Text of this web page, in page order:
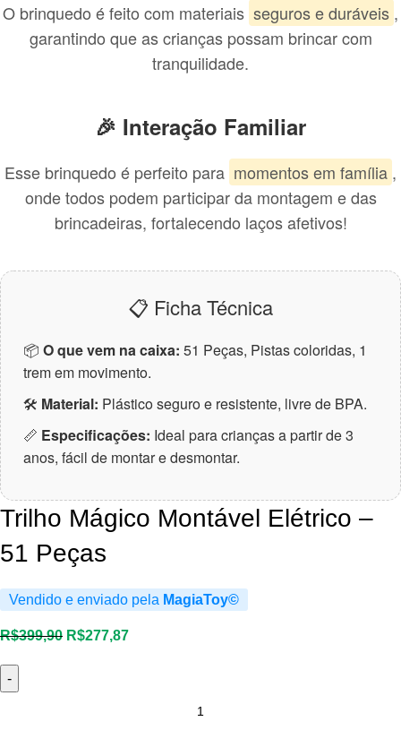
O brinquedo é feito com materiais seguros e duráveis ,
garantindo que as crianças possam brincar com
tranquilidade.
🎉 Interação Familiar
Esse brinquedo é perfeito para momentos em família ,
onde todos podem participar da montagem e das
brincadeiras, fortalecendo laços afetivos!
📋 Ficha Técnica
📦 O que vem na caixa: 51 Peças, Pistas coloridas, 1
trem em movimento.
🛠 Material: Plástico seguro e resistente, livre de BPA.
📏 Especificações: Ideal para crianças a partir de 3
anos, fácil de montar e desmontar.
Trilho Mágico Montável Elétrico –
51 Peças
Vendido e enviado pela MagiaToy©
R$399,90 O
R$277,87O